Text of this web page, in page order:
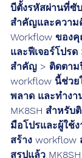
บีตั้งรหัสผ่านที่ซั
สำคัญและความ
Workflow ของ
และฟีเจอร์โปรด
สำคัญ > ติดตาม
workflow นี้ช่วย
พลาด และทำงา
MK8SH สำหรั
มือโปรและผู้ใช้
สร้าง workflow
สรุปแล้ว